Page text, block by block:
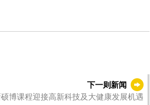
下一则新闻
博课程迎接高新科技及大健康发展机遇